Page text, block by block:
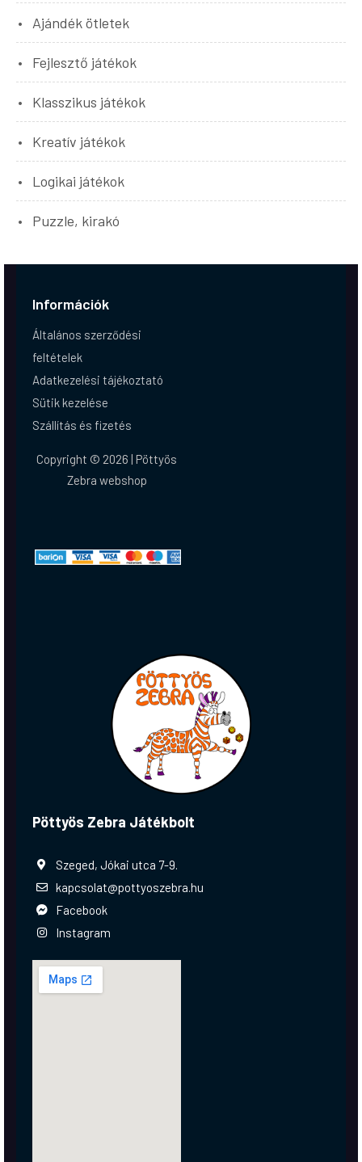
Ajándék ötletek
Fejlesztő játékok
Klasszikus játékok
Kreatív játékok
Logikai játékok
Puzzle, kirakó
Információk
Általános szerződési
feltételek
Adatkezelési tájékoztató
Sütik kezelése
Szállítás és fizetés
Copyright © 2026 | Pöttyös
Zebra webshop
Pöttyös Zebra Játékbolt
Szeged, Jókai utca 7-9.
kapcsolat@pottyoszebra.hu
Facebook
Instagram